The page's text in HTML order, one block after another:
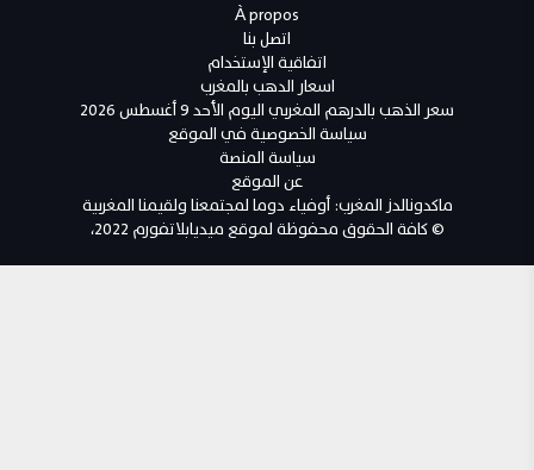
© كافة الحقوق محفوظة لموقع ميديابلاتفورم 2022،
À propos
اتصل بنا
اتفاقية الإستخدام
اسعار الدهب بالمغرب
سعر الذهب بالدرهم المغربي اليوم الأحد 9 أغسطس 2026
سياسة الخصوصية في الموقع
سياسة المنصة
عن الموقع
ماكدونالدز المغرب: أوفياء دوما لمجتمعنا ولقيمنا المغربية